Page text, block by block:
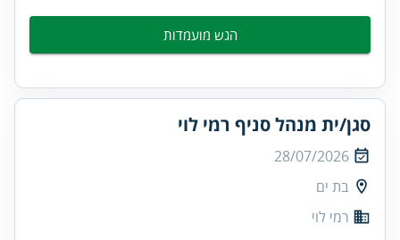
הגש מועמדות
סגן/ית מנהל סניף רמי לוי
28/07/2026
בת ים
רמי לוי